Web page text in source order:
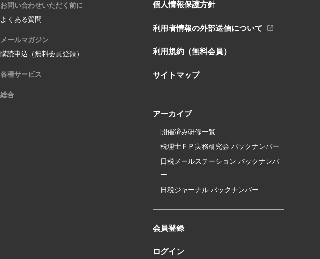
お問い合わせいただく前に
よくある質問
メールマガジン
購読申込（無料会員登録）
各種サービス
総合
個人情報保護方針
利用者情報の外部送信について
利用規約（無料会員）
サイトマップ
アーカイブ
開催済み研修一覧
税理士ＦＰ実務研究会 バックナンバー
日税メールステーション バックナンバ
ー
日税ジャーナル バックナンバー
会員登録
ログイン